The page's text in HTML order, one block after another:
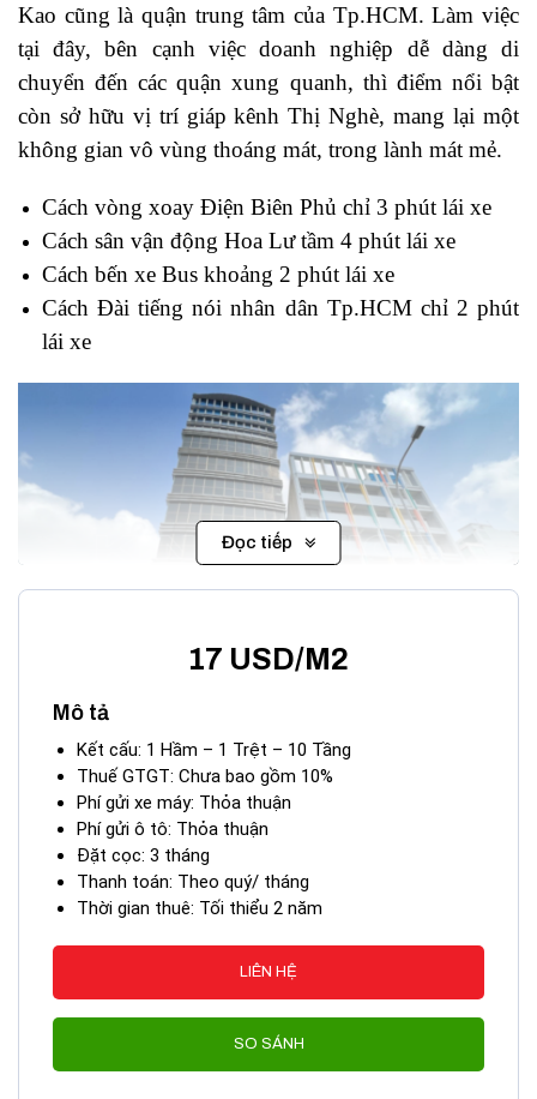
Kao cũng là quận trung tâm của Tp.HCM. Làm việc
tại đây, bên cạnh việc doanh nghiệp dễ dàng di
chuyển đến các quận xung quanh, thì điểm nổi bật
còn sở hữu vị trí giáp kênh Thị Nghè, mang lại một
không gian vô vùng thoáng mát, trong lành mát mẻ.
Cách vòng xoay Điện Biên Phủ chỉ 3 phút lái xe
Cách sân vận động Hoa Lư tầm 4 phút lái xe
Cách bến xe Bus khoảng 2 phút lái xe
Cách Đài tiếng nói nhân dân Tp.HCM chỉ 2 phút
lái xe
Toà nhà HP Building Quận 1
II. CÁC TIỆN ÍCH XUNG QUANH
BUILDING
Cho thuê văn phòng – Tòa nhà HP Building với kết
cấu xây dựng gồm 10 tầng, 1 hầm, thiết kế độc đáo
đầy đủ các tiện nghi sang trọng, xây dựng theo cấp độ
cho toàn tòa nhà, đảm bảo sự tĩnh lặng và riêng biệt
cho mỗi một công ty, các vách tường cách âm tốt và
Đọc tiếp
17 USD/M2
Mô tả
Kết cấu: 1 Hầm – 1 Trệt – 10 Tầng
Thuế GTGT: Chưa bao gồm 10%
Phí gửi xe máy: Thỏa thuận
Phí gửi ô tô: Thỏa thuận
Đặt cọc: 3 tháng
Thanh toán: Theo quý/ tháng
Thời gian thuê: Tối thiểu 2 năm
LIÊN HỆ
SO SÁNH